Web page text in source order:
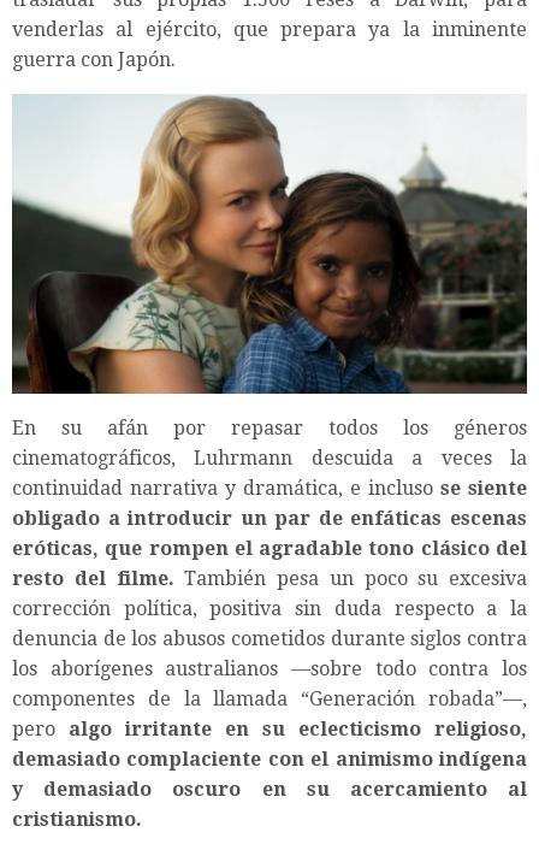
venderlas al ejército, que prepara ya la inminente
guerra con Japón.
En su afán por repasar todos los géneros
cinematográficos, Luhrmann descuida a veces la
continuidad narrativa y dramática, e incluso se siente
obligado a introducir un par de enfáticas escenas
eróticas, que rompen el agradable tono clásico del
resto del filme. También pesa un poco su excesiva
corrección política, positiva sin duda respecto a la
denuncia de los abusos cometidos durante siglos contra
los aborígenes australianos —sobre todo contra los
componentes de la llamada “Generación robada”—,
pero algo irritante en su eclecticismo religioso,
demasiado complaciente con el animismo indígena
y demasiado oscuro en su acercamiento al
cristianismo.